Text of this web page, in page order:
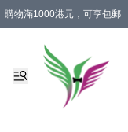
購物滿1000港元，可享包郵